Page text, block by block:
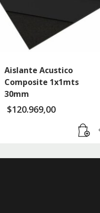
Aislante Acustico
Composite 1x1mts
30mm
$120.969,00